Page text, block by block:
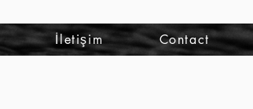
להתחברותİletişim Contact